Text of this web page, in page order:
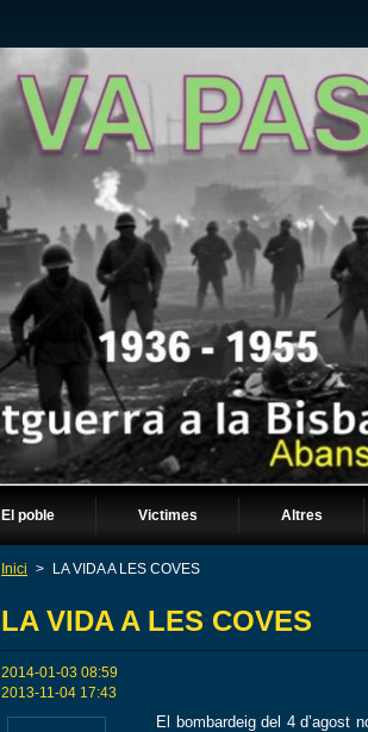
El poble Victimes Altres
Inici > LA VIDA A LES COVES
LA VIDA A LES COVES
2014-01-03 08:59
2013-11-04 17:43
El bombardeig del 4 d’agost